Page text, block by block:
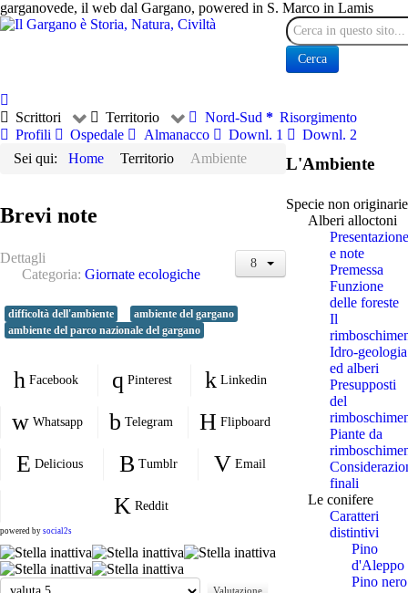
garganovede, il web dal Gargano, powered in S. Marco in Lamis
Cerca
Cerca
Scrittori Territorio Nord-Sud
Risorgimento
Profili
Ospedale Almanacco Downl. 1
Downl. 2
Sei qui:
Home Territorio Ambiente
Brevi note
Dettagli
Categoria: Giornate ecologiche
difficoltà dell'ambiente
ambiente del gargano
ambiente del parco nazionale del gargano
Facebook Pinterest Linkedin
Whatsapp Telegram Flipboard
Delicious Tumblr Email
Reddit
powered by social2s
Valuta
L'Ambiente
Specie non originarie
Alberi alloctoni
Presentazione
e note
Premessa
Funzione
delle foreste
Il
Idro-geologia
ed alberi
Presupposti
del
Piante da
finali
Le conifere
Caratteri
distintivi
Pino
d'Aleppo
Pino nero